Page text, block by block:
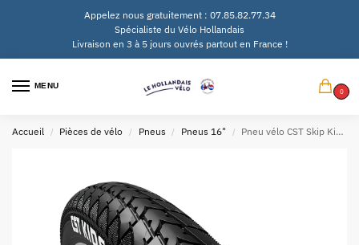
Appelez nous gratuitement : 07.85.82.77.34
Spécialiste du Vélo Hollandais
Livraison en 3 à 5 jours ouvrés partout en France !
MENU
0
Accueil / Pièces de vélo / Pneus / Pneus 16" / Pneu vélo CST Skip Kids 16 x 1.75″ / 47-305mm